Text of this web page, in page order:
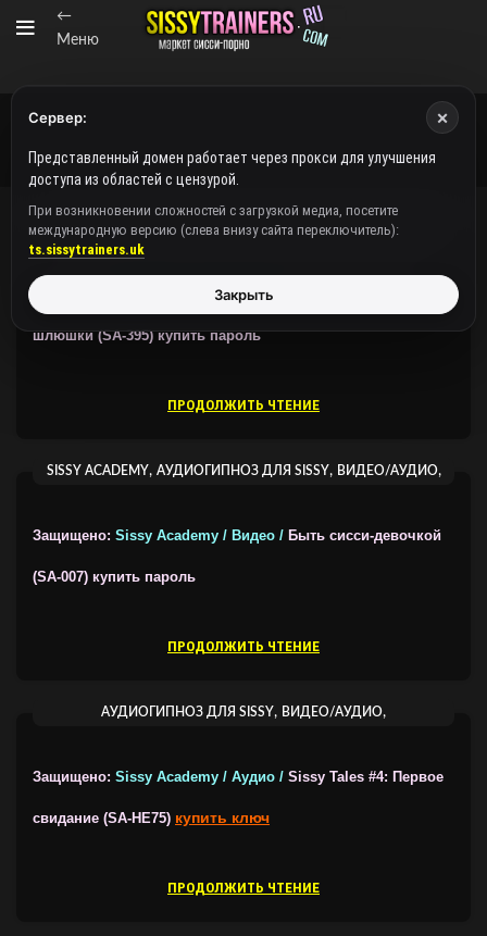
←
Меню
SISSY ACADEMY,АУДИОГИПНОЗ ДЛЯ SISSY,ВИДЕО/АУДИО
ВИДЕОГИПНОЗ ОТ SISSY ACADEMY
Sissy Academy / Аудио /
шлюшки (SA-395)купить пароль
ПРОДОЛЖИТЬ ЧТЕНИЕ
SISSY ACADEMY, АУДИОГИПНОЗ ДЛЯ SISSY, ВИДЕО/АУДИО,
Защищено: Sissy Academy / Видео / Быть сисси-девочкой
(SA-007) купить пароль
ПРОДОЛЖИТЬ ЧТЕНИЕ
АУДИОГИПНОЗ ДЛЯ SISSY, ВИДЕО/АУДИО,
Защищено: Sissy Academy / Аудио / Sissy Tales #4: Первое
свидание (SA-HE75) купить ключ
ПРОДОЛЖИТЬ ЧТЕНИЕ
Сервер: ×
Представленный домен работает через прокси для улучшения
доступа из областей с цензурой.
При возникновении сложностей с загрузкой медиа, посетите
международную версию (слева внизу сайта переключитель):
ts.sissytrainers.uk
Закрыть